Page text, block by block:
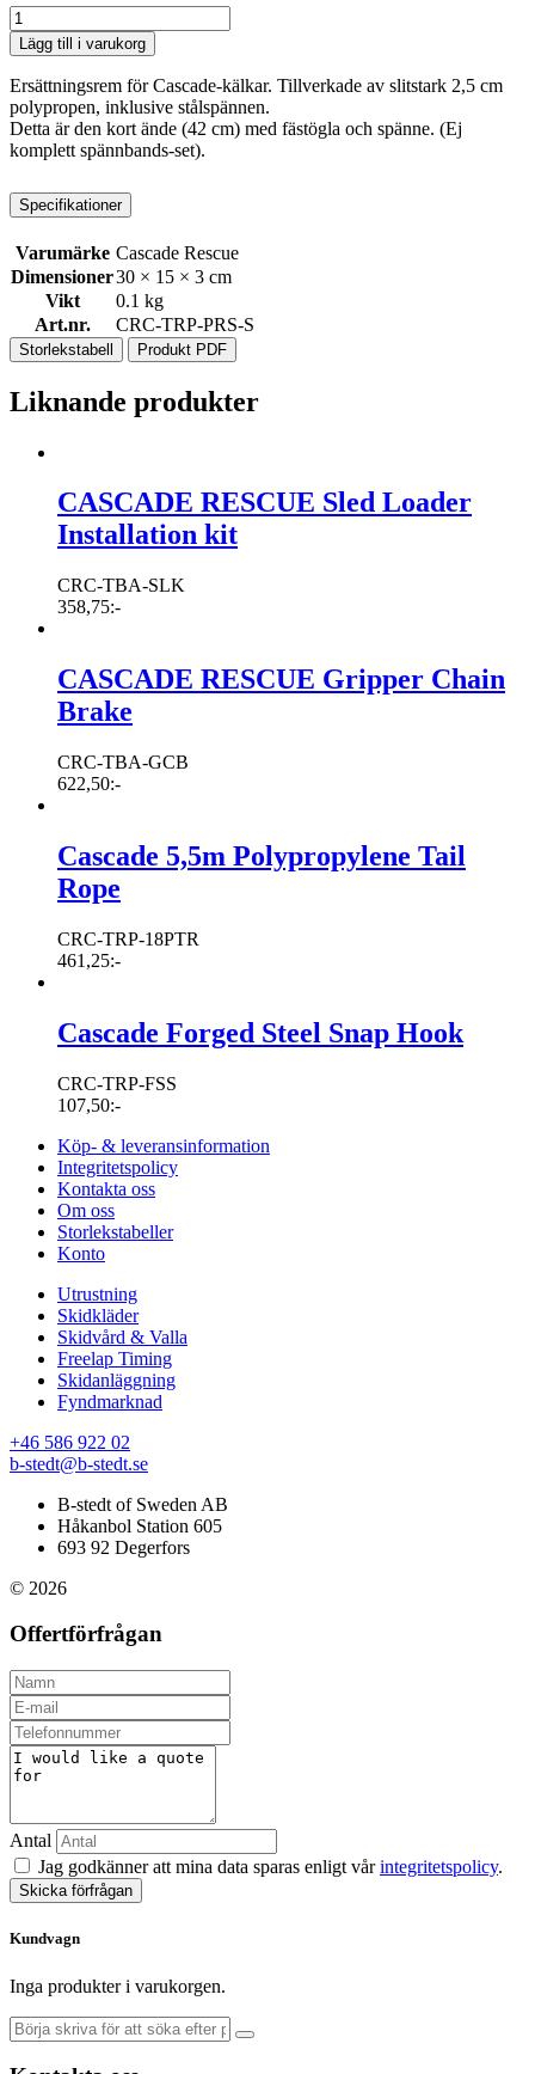
Cascade
Toboggan
Replacement
Strap
Short
End
With
Buckle
Lägg till i varukorg
Ersättningsrem för Cascade-kälkar. Tillverkade av slitstark 2,5 cm
polypropen, inklusive stålspännen.
Detta är den kort ände (42 cm) med fästögla och spänne. (Ej
komplett spännbands-set).
Specifikationer
Varumärke Cascade Rescue
Dimensioner30 × 15 × 3 cm
Vikt
0.1 kg
Art.nr.
CRC-TRP-PRS-S
Storlekstabell Produkt PDF
Liknande produkter
CASCADE RESCUE Sled Loader
Installation kit
CRC-TBA-SLK
358,75:-
CASCADE RESCUE Gripper Chain
Brake
CRC-TBA-GCB
622,50:-
Cascade 5,5m Polypropylene Tail
Rope
CRC-TRP-18PTR
461,25:-
Cascade Forged Steel Snap Hook
CRC-TRP-FSS
107,50:-
Köp- & leveransinformation
Integritetspolicy
Kontakta oss
Om oss
Storlekstabeller
Konto
Utrustning
Skidkläder
Skidvård & Valla
Freelap Timing
Skidanläggning
Fyndmarknad
+46 586 922 02
b-stedt@b-stedt.se
B-stedt of Sweden AB
Håkanbol Station 605
693 92 Degerfors
© 2026
Offertförfrågan
Antal
Jag godkänner att mina data sparas enligt vårintegritetspolicy.
Skicka förfrågan
Kundvagn
Inga produkter i varukorgen.